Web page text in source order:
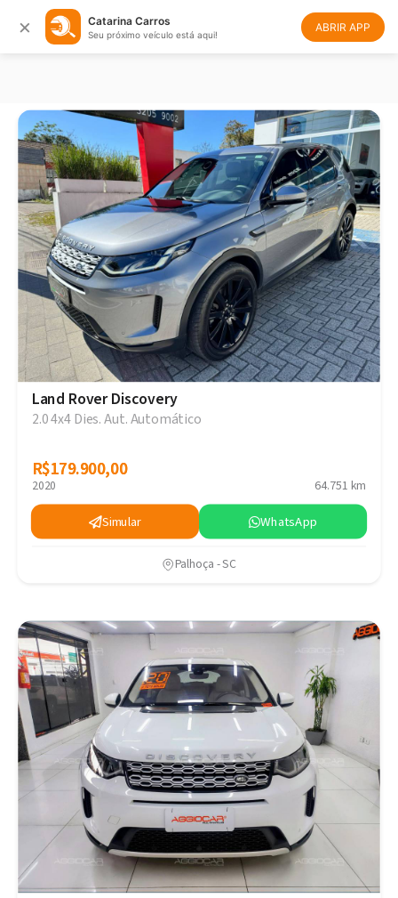
× Catarina Carros
Seu próximo veículo está aqui!
ABRIR APP
Ordenar
Land Rover Discovery
2.0 4x4 Dies. Aut. Automático
R$179.900,00
R$179.900,00
2020 64.751 km
Simular WhatsApp
Palhoça - SC